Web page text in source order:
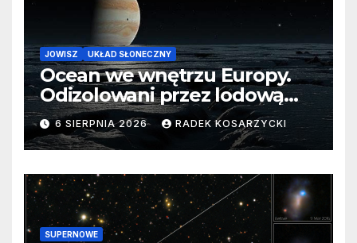
JOWISZ UKŁAD SŁONECZNY
Ocean we wnętrzu Europy.
Odizolowani przez lodową
barierę
6 SIERPNIA 2026 RADEK KOSARZYCKI
SUPERNOWE